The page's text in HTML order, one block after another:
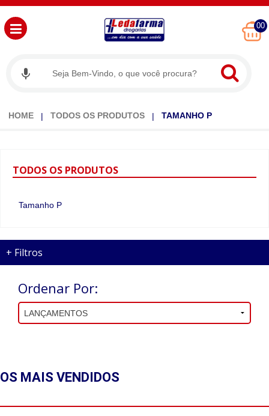
00
HOME TODOS OS PRODUTOS TAMANHO P
TODOS OS PRODUTOS
Tamanho P
+ Filtros
Ordenar Por:
OS MAIS VENDIDOS